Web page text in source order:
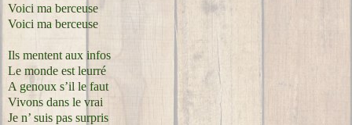
Voici ma berceuse
Voici ma berceuse
Ils mentent aux infos
Le monde est leurré
A genoux s’il le faut
Vivons dans le vrai
Je n’ suis pas surpris